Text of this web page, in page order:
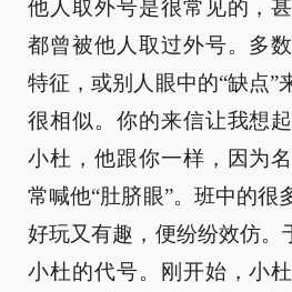
他人取外号是很常见的，
都曾被他人取过外号。多
特征，或别人眼中的“缺点”
很相似。你的来信让我想
小杜，他跟你一样，因为
常喊他“肚脐眼”。班中的很
好玩又有趣，便纷纷效仿。
小杜的代号。刚开始，小